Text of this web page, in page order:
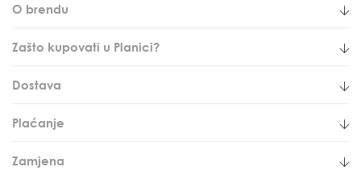
O brendu
Zašto kupovati u Planici?
Dostava
Plaćanje
Zamjena